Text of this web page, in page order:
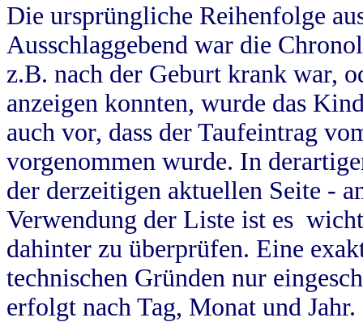
Die ursprüngliche Reihenfolge
Ausschlaggebend war die
z.B. nach der Geburt krank war,
anzeigen konnten, wurde das
auch vor, dass der Taufeintrag
vorgenommen wurde. In
der derzeitigen aktuellen Seite -
Verwendung der Liste ist es
dahinter zu überprüfen. Eine
technischen Gründen nur
erfolgt nach Tag, Monat und Jahr.